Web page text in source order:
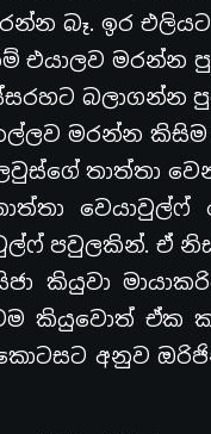
බෑ. ඉර එලියට
එයාලව
බලාගන්න
මරන්න
තාත්තා
පවුලකින්. ඒ
කියුවා
කියුවොත් ඒක
අනුව